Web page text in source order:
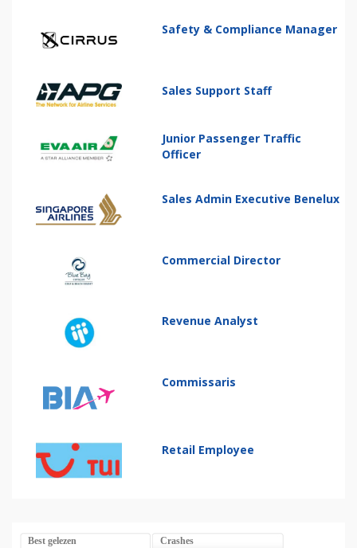
Safety & Compliance Manager
Sales Support Staff
Junior Passenger Traffic
Officer
Sales Admin Executive Benelux
Commercial Director
Revenue Analyst
Commissaris
Retail Employee
Best gelezen Crashes